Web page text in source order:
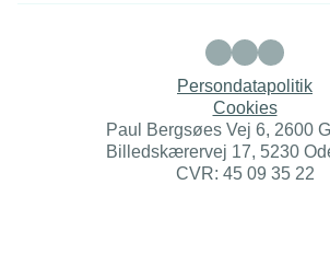
Persondatapolitik
Cookies
Paul Bergsøes Vej 6, 2600
Billedskærervej 17, 5230
CVR: 45 09 35 22